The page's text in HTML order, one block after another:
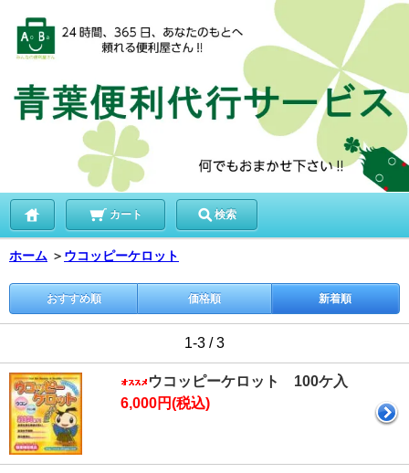
カート 検索
ホーム ＞ ウコッピーケロット
おすすめ順 価格順 新着順
1-3 / 3
ウコッピーケロット 100ケ入
6,000円(税込)